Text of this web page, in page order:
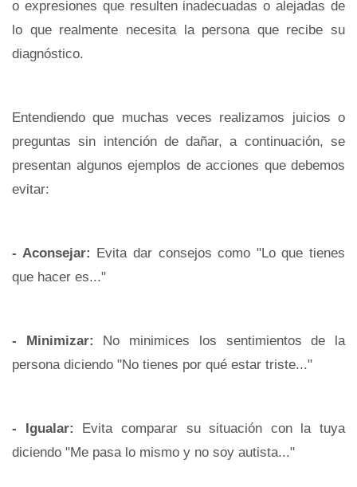
o expresiones que resulten inadecuadas o alejadas de
lo que realmente necesita la persona que recibe su
diagnóstico.
Entendiendo que muchas veces realizamos juicios o
preguntas sin intención de dañar, a continuación, se
presentan algunos ejemplos de acciones que debemos
evitar:
- Aconsejar: Evita dar consejos como "Lo que tienes
que hacer es..."
- Minimizar: No minimices los sentimientos de la
persona diciendo "No tienes por qué estar triste..."
- Igualar: Evita comparar su situación con la tuya
diciendo "Me pasa lo mismo y no soy autista..."